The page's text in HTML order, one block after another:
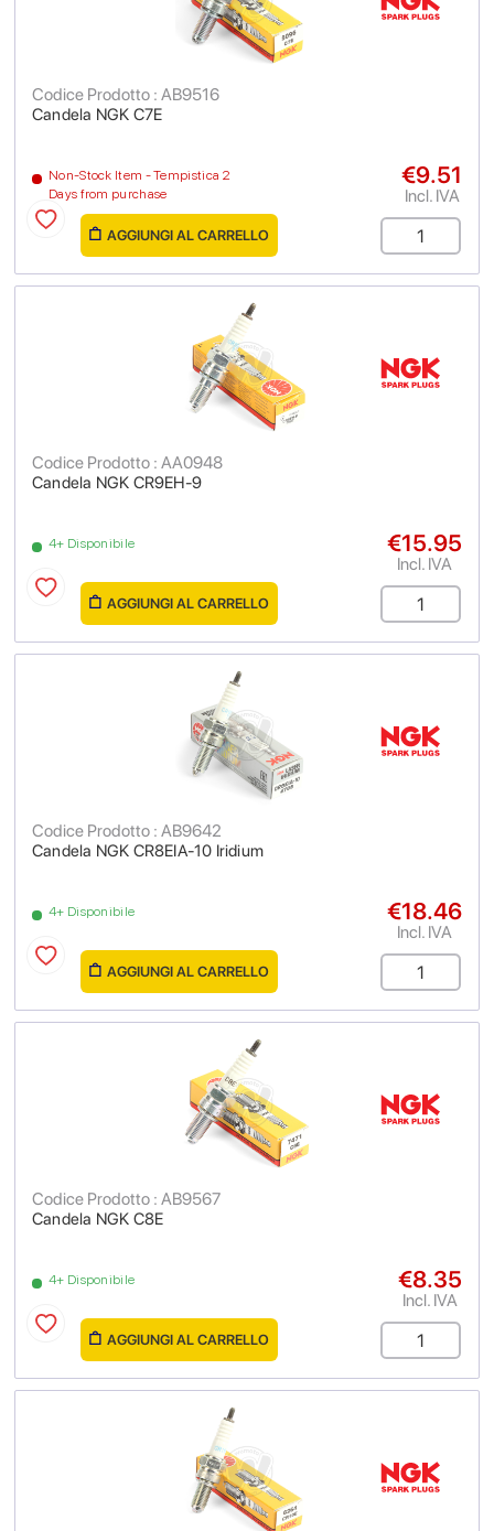
Candela NGK C7E
Codice Prodotto : AB9516
Non-Stock Item - Tempistica 2
Days from purchase
€9.51
Incl. IVA
AGGIUNGI AL CARRELLO
Candela NGK CR9EH-9
Codice Prodotto : AA0948
4+ Disponibile €15.95
Incl. IVA
AGGIUNGI AL CARRELLO
Candela NGK CR8EIA-10 Iridium
Codice Prodotto : AB9642
4+ Disponibile €18.46
Incl. IVA
AGGIUNGI AL CARRELLO
Candela NGK C8E
Codice Prodotto : AB9567
4+ Disponibile €8.35
Incl. IVA
AGGIUNGI AL CARRELLO